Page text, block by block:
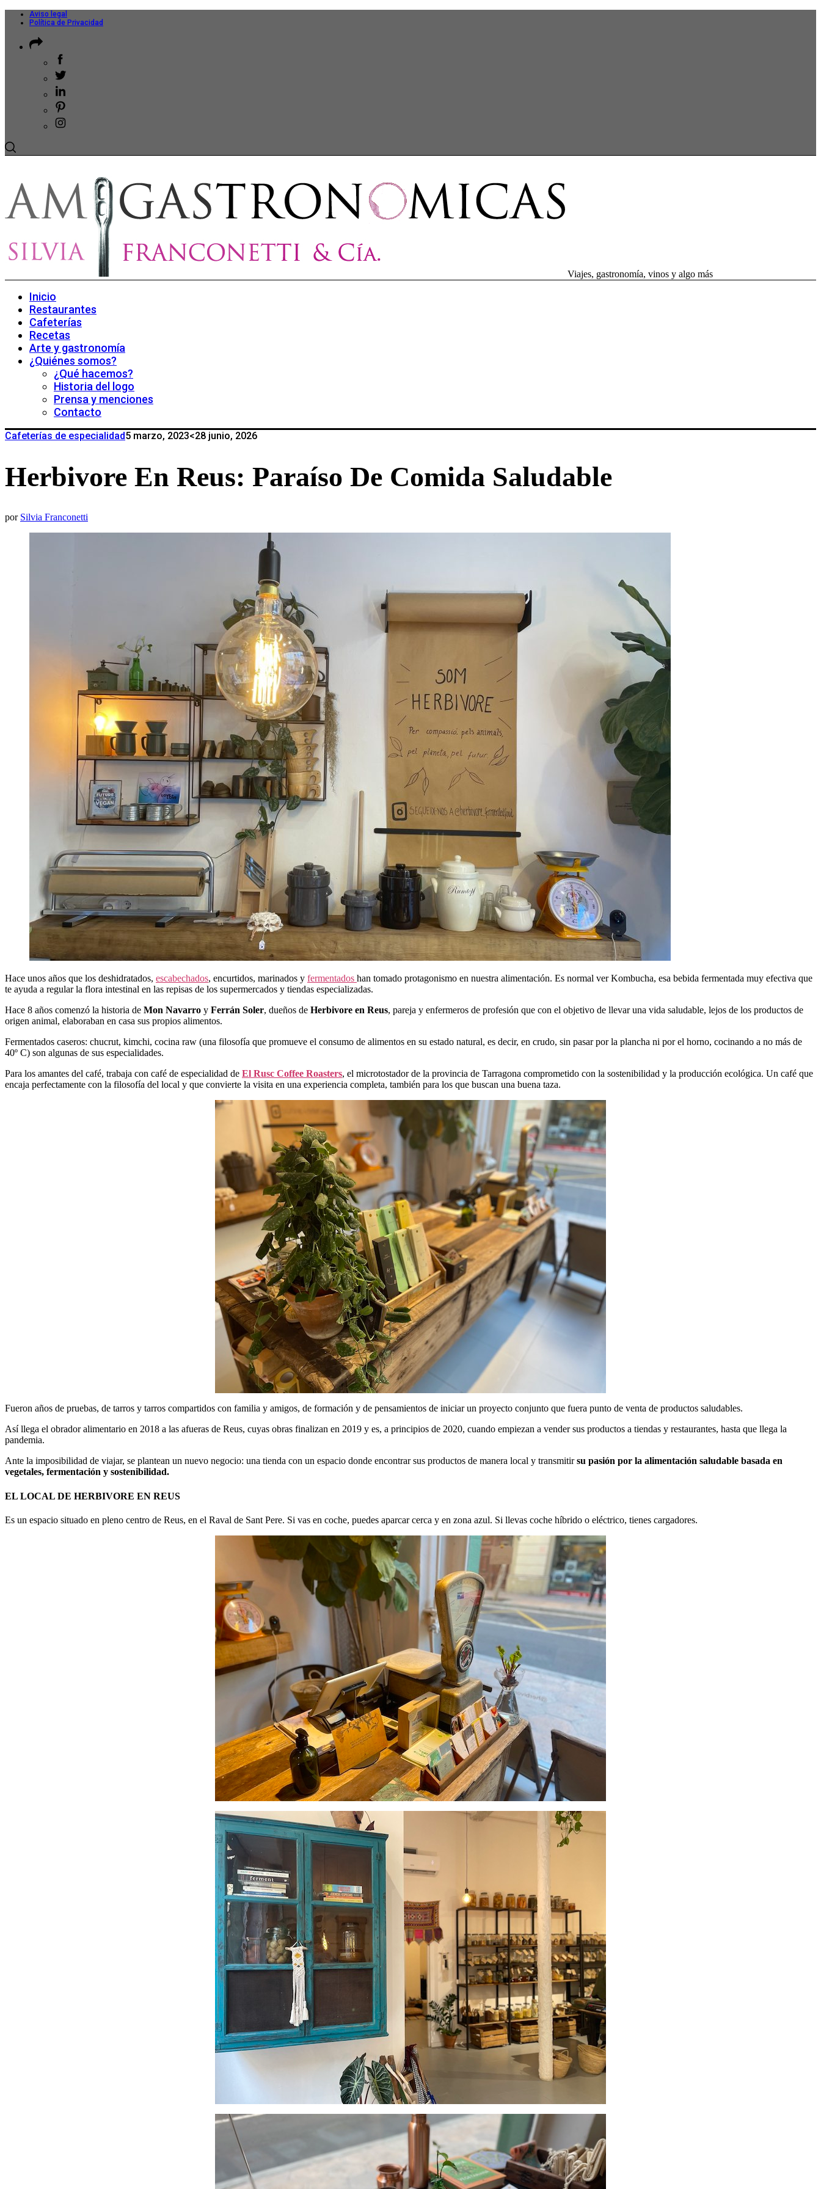
Aviso legal
Política de Privacidad
Viajes, gastronomía, vinos y algo más
Inicio
Restaurantes
Cafeterías
Recetas
Arte y gastronomía
¿Quiénes somos?
¿Qué hacemos?
Historia del logo
Prensa y menciones
Contacto
Cafeterías de especialidad5 marzo, 2023<28 junio, 2026
Herbivore En Reus: Paraíso De Comida Saludable
por Silvia Franconetti
Hace unos años que los deshidratados, escabechados, encurtidos, marinados y fermentados han tomado protagonismo en nuestra alimentación. Es normal ver Kombucha, esa bebida fermentada muy efectiva que
te ayuda a regular la flora intestinal en las repisas de los supermercados y tiendas especializadas.
Hace 8 años comenzó la historia de Mon Navarro y Ferrán Soler, dueños de Herbivore en Reus, pareja y enfermeros de profesión que con el objetivo de llevar una vida saludable, lejos de los productos de
origen animal, elaboraban en casa sus propios alimentos.
Fermentados caseros: chucrut, kimchi, cocina raw (una filosofía que promueve el consumo de alimentos en su estado natural, es decir, en crudo, sin pasar por la plancha ni por el horno, cocinando a no más de
40º C) son algunas de sus especialidades.
Para los amantes del café, trabaja con café de especialidad de El Rusc Coffee Roasters, el microtostador de la provincia de Tarragona comprometido con la sostenibilidad y la producción ecológica. Un café que
encaja perfectamente con la filosofía del local y que convierte la visita en una experiencia completa, también para los que buscan una buena taza.
Fueron años de pruebas, de tarros y tarros compartidos con familia y amigos, de formación y de pensamientos de iniciar un proyecto conjunto que fuera punto de venta de productos saludables.
Así llega el obrador alimentario en 2018 a las afueras de Reus, cuyas obras finalizan en 2019 y es, a principios de 2020, cuando empiezan a vender sus productos a tiendas y restaurantes, hasta que llega la
pandemia.
Ante la imposibilidad de viajar, se plantean un nuevo negocio: una tienda con un espacio donde encontrar sus productos de manera local y transmitirsu pasión por la alimentación saludable basada en
vegetales, fermentación y sostenibilidad.
EL LOCAL DE HERBIVORE EN REUS
Es un espacio situado en pleno centro de Reus, en el Raval de Sant Pere. Si vas en coche, puedes aparcar cerca y en zona azul. Si llevas coche híbrido o eléctrico, tienes cargadores.